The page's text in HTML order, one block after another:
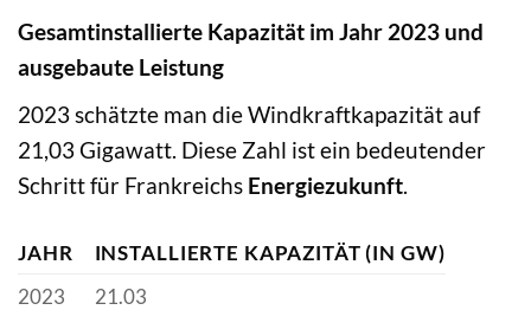
Gesamtinstallierte Kapazität im Jahr 2023 und
ausgebaute Leistung
2023 schätzte man die Windkraftkapazität auf
21,03 Gigawatt. Diese Zahl ist ein bedeutender
Schritt für Frankreichs Energiezukunft.
JAHR
INSTALLIERTE KAPAZITÄT (IN GW)
2023
21.03